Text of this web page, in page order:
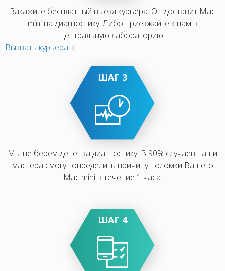
Закажите бесплатный выезд курьера. Он доставит Mac
mini на диагностику. Либо приезжайте к нам в
центральную лабораторию.
Вызвать курьера
ШАГ 3
Мы не берем денег за диагностику. В 90% случаев наши
мастера смогут определить причину поломки Вашего
Mac mini в течение 1 часа.
ШАГ 4